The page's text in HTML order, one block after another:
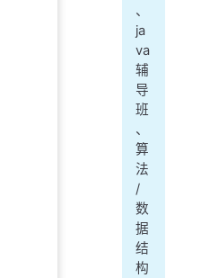
、
ja
va
辅
导
班
、
算
法
/
数
据
结
构